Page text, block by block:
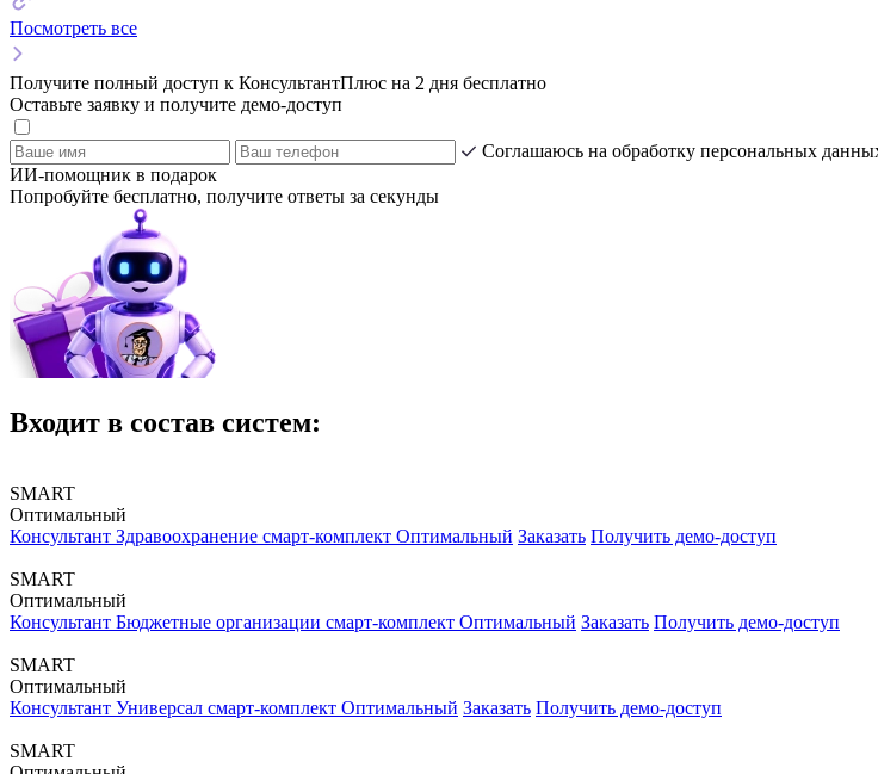
Посмотреть все
Получите полный доступ к КонсультантПлюс на 2 дня бесплатно
Оставьте заявку и получите демо-доступ
Соглашаюсь на обработку персональных
ИИ-помощник в подарок
Попробуйте бесплатно, получите ответы за секунды
Входит в состав систем:
SMART
Оптимальный
Консультант Здравоохранение смарт-комплект Оптимальный Заказать Получить демо-доступ
SMART
Оптимальный
Консультант Бюджетные организации смарт-комплект Оптимальный Заказать Получить демо-доступ
SMART
Оптимальный
Консультант Универсал смарт-комплект Оптимальный Заказать Получить демо-доступ
SMART